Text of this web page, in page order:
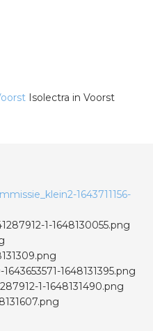
Isolectra in Voorst